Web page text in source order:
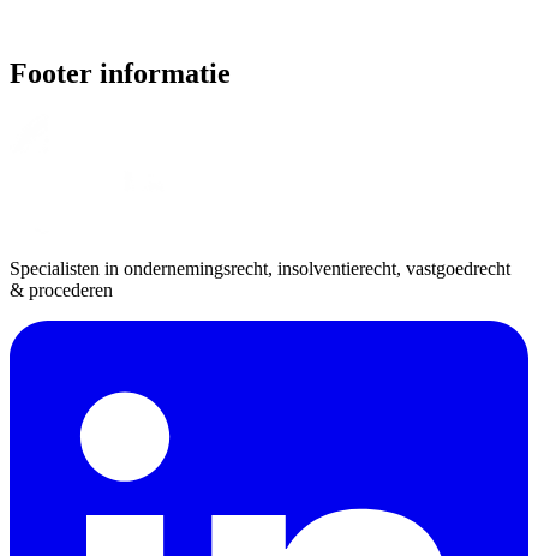
Footer informatie
Specialisten in ondernemingsrecht, insolventierecht, vastgoedrecht
& procederen